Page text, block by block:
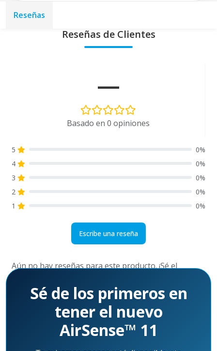
Reseñas
Reseñas de Clientes
—
Basado en 0 opiniones
5
0%
4
0%
3
0%
2
0%
1
0%
Escribe una reseña
Aún no hay reseñas para este producto. ¡Sé el
Sé de los primeros en
tener el nuevo
AirSense™ 11